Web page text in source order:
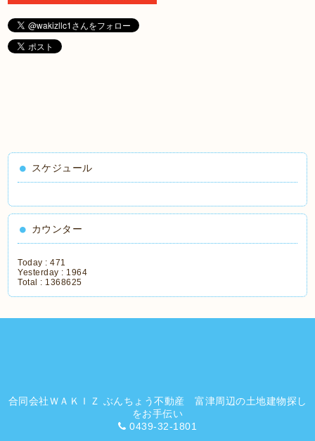
スケジュール
カウンター
Today :471
Yesterday : 1964
Total : 1368625
合同会社ＷＡＫＩＺ ぶんちょう不動産 富津周辺の土地建物探し
をお手伝い
0439-32-1801